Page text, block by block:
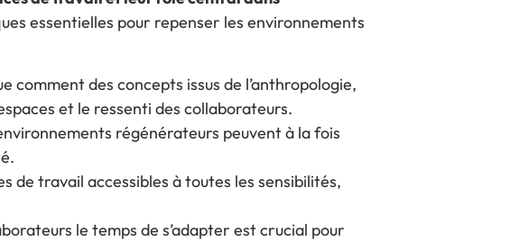
essentielles pour repenser les environnements
comment des concepts issus de l’anthropologie,
et le ressenti des collaborateurs.
régénérateurs peuvent à la fois
de travail accessibles à toutes les sensibilités,
le temps de s’adapter est crucial pour